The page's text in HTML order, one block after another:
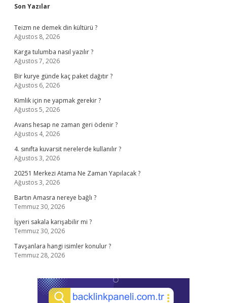
Sidebar
Son Yazılar
Teizm ne demek din kültürü ?
Ağustos 8, 2026
Karga tulumba nasıl yazılır ?
Ağustos 7, 2026
Bir kurye günde kaç paket dağıtır ?
Ağustos 6, 2026
Kimlik için ne yapmak gerekir ?
Ağustos 5, 2026
Avans hesap ne zaman geri ödenir ?
Ağustos 4, 2026
4. sınıfta kuvarsit nerelerde kullanılır ?
Ağustos 3, 2026
20251 Merkezi Atama Ne Zaman Yapılacak ?
Ağustos 3, 2026
Bartın Amasra nereye bağlı ?
Temmuz 30, 2026
İşyeri sakala karışabilir mi ?
Temmuz 30, 2026
Tavşanlara hangi isimler konulur ?
Temmuz 28, 2026